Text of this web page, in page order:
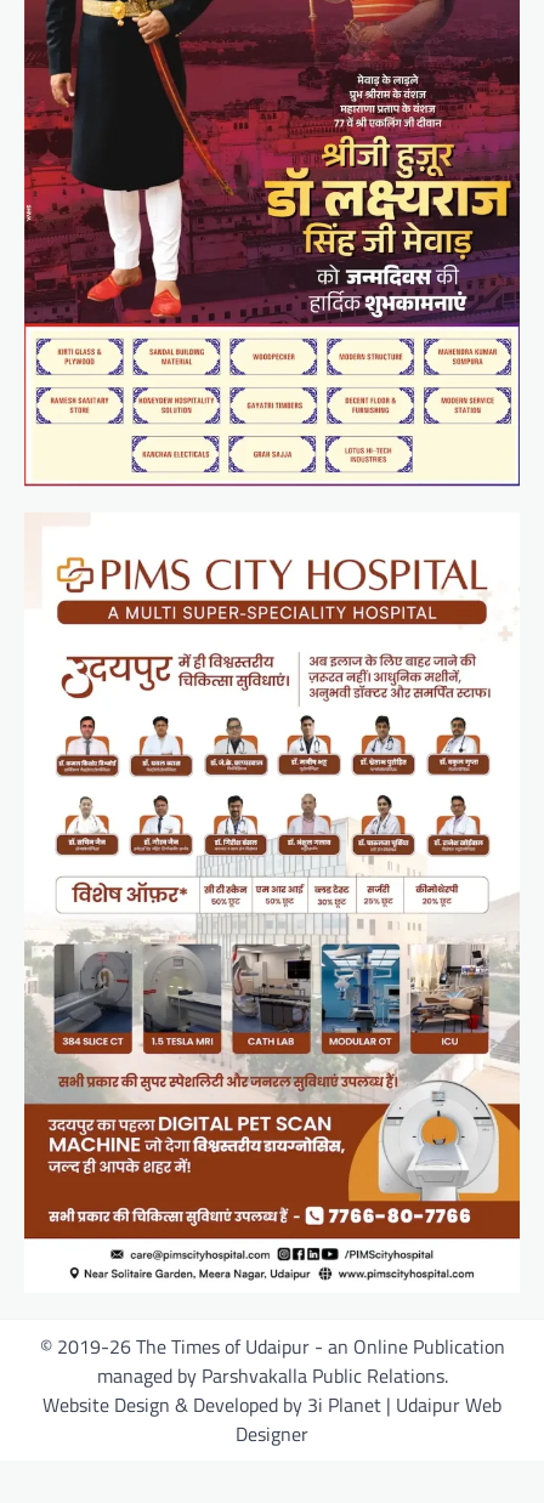
© 2019-26 The Times of Udaipur - an Online Publication
managed by Parshvakalla Public Relations.
Website Design & Developed by 3i Planet | Udaipur Web
Designer